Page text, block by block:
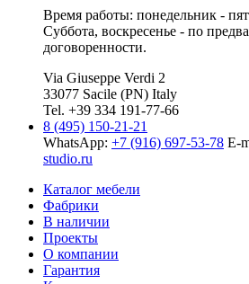
Время работы: понедельник -
Суббота, воскресенье - по
договоренности.
Via Giuseppe Verdi 2
33077 Sacile (PN) Italy
Tel. +39 334 191-77-66
8 (495) 150-21-21
WhatsApp: +7 (916) 697-53-78 E-
studio.ru
Каталог мебели
Фабрики
В наличии
Проекты
О компании
Гарантия